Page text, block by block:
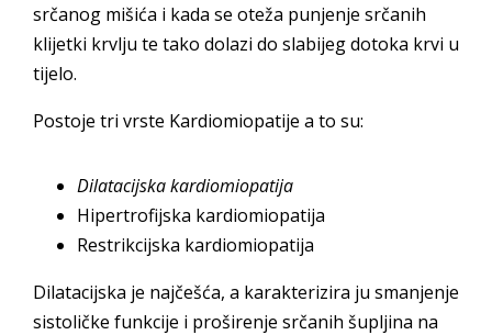
srčanog mišića i kada se oteža punjenje srčanih
klijetki krvlju te tako dolazi do slabijeg dotoka krvi u
tijelo.
Postoje tri vrste Kardiomiopatije a to su:
Dilatacijska kardiomiopatija
Hipertrofijska kardiomiopatija
Restrikcijska kardiomiopatija
Dilatacijska je najčešća, a karakterizira ju smanjenje
sistoličke funkcije i proširenje srčanih šupljina na